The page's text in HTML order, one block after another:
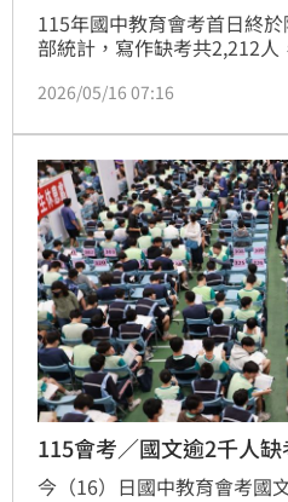
115年國中教育會考首日終
部統計，寫作缺考共2,212
題本或鈴響時仍作答」、「
本，或於答案卡（卷）上挖
的違規樣態是有1例「攜出
2026/05/16 07:16
115會考／國文逾2千人
今（16）日國中教育會考國